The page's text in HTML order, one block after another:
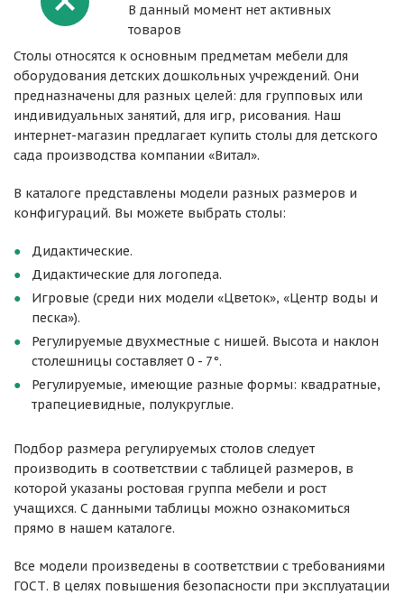
В данный момент нет активных
товаров
Столы относятся к основным предметам мебели для
оборудования детских дошкольных учреждений. Они
предназначены для разных целей: для групповых или
индивидуальных занятий, для игр, рисования. Наш
интернет-магазин предлагает купить столы для детского
сада производства компании «Витал».
В каталоге представлены модели разных размеров и
конфигураций. Вы можете выбрать столы:
Дидактические.
Дидактические для логопеда.
Игровые (среди них модели «Цветок», «Центр воды и
песка»).
Регулируемые двухместные с нишей. Высота и наклон
столешницы составляет 0 - 7°.
Регулируемые, имеющие разные формы: квадратные,
трапециевидные, полукруглые.
Подбор размера регулируемых столов следует
производить в соответствии с таблицей размеров, в
которой указаны ростовая группа мебели и рост
учащихся. С данными таблицы можно ознакомиться
прямо в нашем каталоге.
Все модели произведены в соответствии с требованиями
ГОСТ. В целях повышения безопасности при эксплуатации